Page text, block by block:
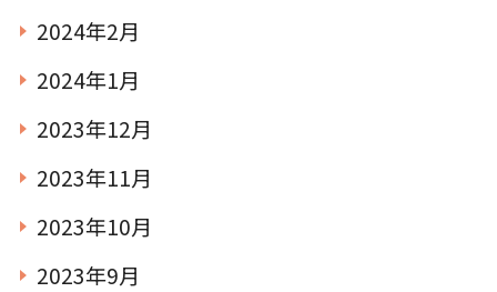
2024年2月
2024年1月
2023年12月
2023年11月
2023年10月
2023年9月